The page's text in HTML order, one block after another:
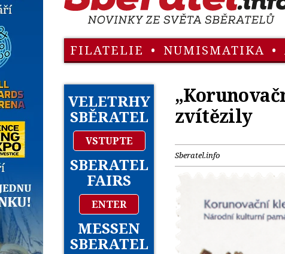
FILATELIE • NUMISMATIKA •
VELETRHY
SBĚRATEL
VSTUPTE
SBERATEL
FAIRS
ENTER
MESSEN
SBERATEL
zvítězily
Sberatel.info